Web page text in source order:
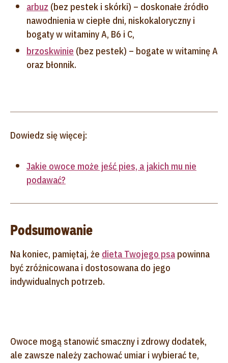
arbuz (bez pestek i skórki) – doskonałe źródło
nawodnienia w ciepłe dni, niskokaloryczny i
bogaty w witaminy A, B6 i C,
brzoskwinie (bez pestek) – bogate w witaminę A
oraz błonnik.
Dowiedz się więcej:
Jakie owoce może jeść pies, a jakich mu nie
podawać?
Podsumowanie
Na koniec, pamiętaj, że dieta Twojego psa powinna
być zróżnicowana i dostosowana do jego
indywidualnych potrzeb.
Owoce mogą stanowić smaczny i zdrowy dodatek,
ale zawsze należy zachować umiar i wybierać te,